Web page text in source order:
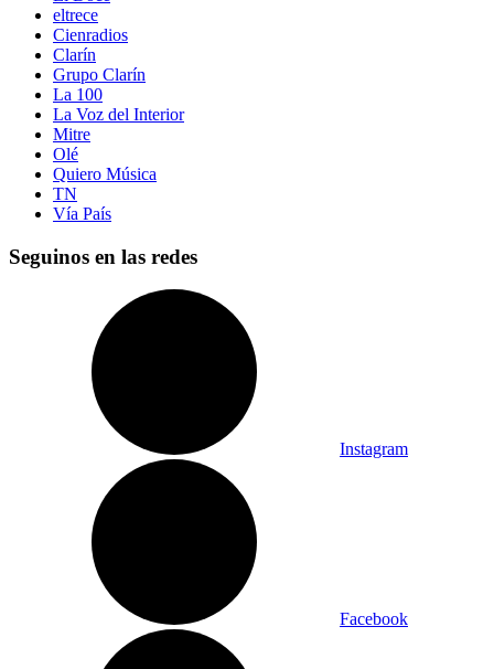
eltrece
Cienradios
Clarín
Grupo Clarín
La 100
La Voz del Interior
Mitre
Olé
Quiero Música
TN
Vía País
Seguinos en las redes
Instagram
Facebook